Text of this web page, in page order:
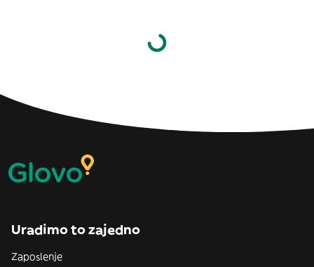
Uradimo to zajedno
Zaposlenje